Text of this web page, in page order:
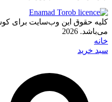
کلیه حقوق این وب‌سایت برای
می‌باشد. 2026
خانه
سبد خرید